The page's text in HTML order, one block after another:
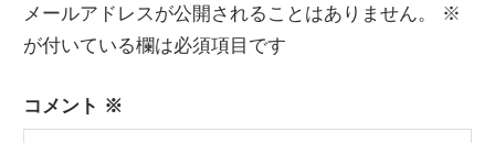
ゲ
シ
メールアドレスが公開されることはありません。
※
が付いている欄は必須項目です
コメント ※